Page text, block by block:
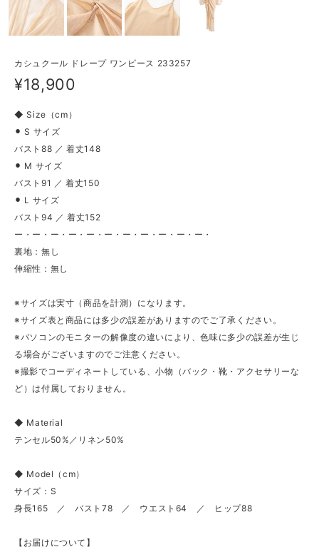
カシュクール ドレープ ワンピース 233257
¥18,900
◆ Size（cm）
⚫︎ S サイズ
バスト88 ／ 着丈148
⚫︎ M サイズ
バスト91 ／ 着丈150
⚫︎ L サイズ
バスト94 ／ 着丈152
ー・ー・ー・ー・ー・ー・ー・ー・ー・ー・ー・
裏地：無し
伸縮性：無し
※サイズは実寸（商品を計測）になります。
※サイズ表と商品には多少の誤差がありますのでご了承ください。
※パソコンのモニターの解像度の違いにより、色味に多少の誤差が生じ
る場合がございますのでご注意ください。
※撮影でコーディネートしている、小物（バック・靴・アクセサリーな
ど）は付属しておりません。
◆ Material
テンセル50%／リネン50%
◆ Model（cm）
サイズ：S
身長165 ／ バスト78 ／ ウエスト64 ／ ヒップ88
【お届けについて】